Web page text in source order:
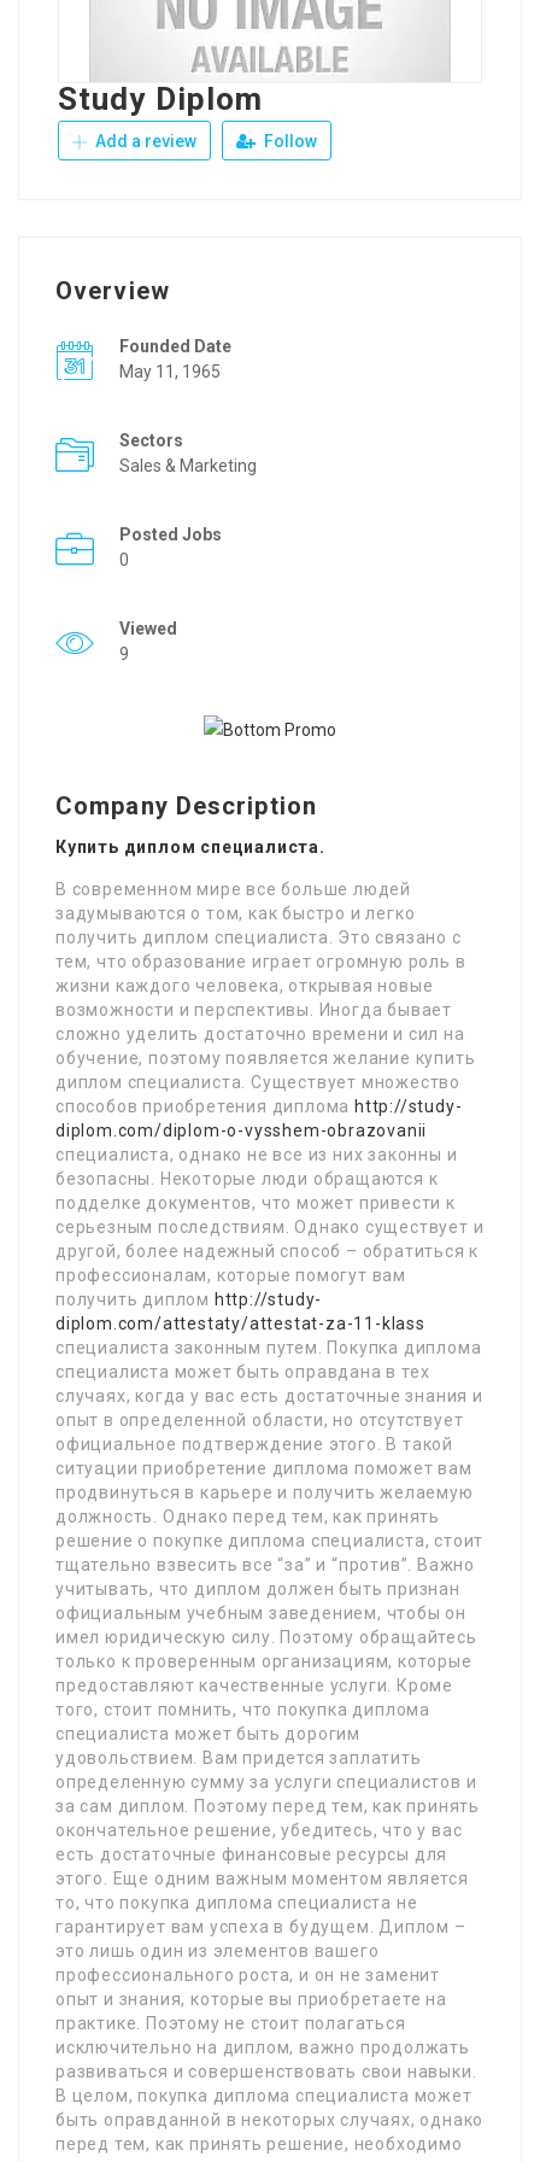
Study Diplom
Add a review Follow
Overview
Founded Date
May 11, 1965
Sectors
Sales & Marketing
Posted Jobs
0
Viewed
9
Company Description
Купить диплом специалиста.
В современном мире все больше людей
задумываются о том, как быстро и легко
получить диплом специалиста. Это связано с
тем, что образование играет огромную роль в
жизни каждого человека, открывая новые
возможности и перспективы. Иногда бывает
сложно уделить достаточно времени и сил на
обучение, поэтому появляется желание купить
диплом специалиста. Существует множество
способов приобретения диплома http://study-
diplom.com/diplom-o-vysshem-obrazovanii
специалиста, однако не все из них законны и
безопасны. Некоторые люди обращаются к
подделке документов, что может привести к
серьезным последствиям. Однако существует и
другой, более надежный способ – обратиться к
профессионалам, которые помогут вам
получить диплом http://study-
diplom.com/attestaty/attestat-za-11-klass
специалиста законным путем. Покупка диплома
специалиста может быть оправдана в тех
случаях, когда у вас есть достаточные знания и
опыт в определенной области, но отсутствует
официальное подтверждение этого. В такой
ситуации приобретение диплома поможет вам
продвинуться в карьере и получить желаемую
должность. Однако перед тем, как принять
решение о покупке диплома специалиста, стоит
тщательно взвесить все “за” и “против”. Важно
учитывать, что диплом должен быть признан
официальным учебным заведением, чтобы он
имел юридическую силу. Поэтому обращайтесь
только к проверенным организациям, которые
предоставляют качественные услуги. Кроме
того, стоит помнить, что покупка диплома
специалиста может быть дорогим
удовольствием. Вам придется заплатить
определенную сумму за услуги специалистов и
за сам диплом. Поэтому перед тем, как принять
окончательное решение, убедитесь, что у вас
есть достаточные финансовые ресурсы для
этого. Еще одним важным моментом является
то, что покупка диплома специалиста не
гарантирует вам успеха в будущем. Диплом –
это лишь один из элементов вашего
профессионального роста, и он не заменит
опыт и знания, которые вы приобретаете на
практике. Поэтому не стоит полагаться
исключительно на диплом, важно продолжать
развиваться и совершенствовать свои навыки.
В целом, покупка диплома специалиста может
быть оправданной в некоторых случаях, однако
перед тем, как принять решение, необходимо